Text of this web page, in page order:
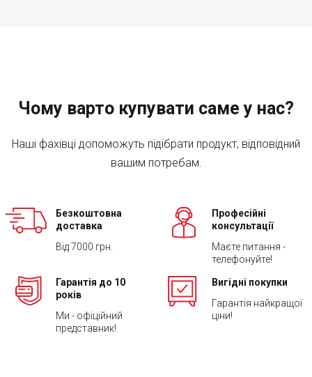
Чому варто купувати саме у нас?
Наші фахівці допоможуть підібрати продукт, відповідний
вашим потребам.
Безкоштовна
доставка
Від 7000 грн.
Професійні
консультації
Маєте питання -
телефонуйте!
Гарантія до 10
років
Ми - офіційний
представник!
Вигідні покупки
Гарантія найкращої
ціни!